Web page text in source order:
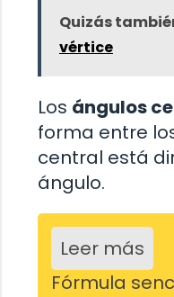
Quizás
vértice
Los ángulos
forma entre
central está
ángulo.
Leer más
Fórmula